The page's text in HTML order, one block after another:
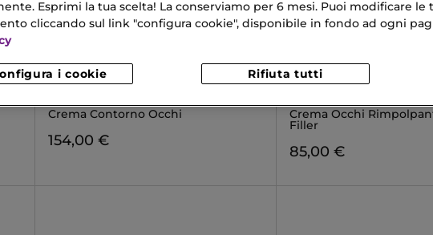
LA MER
Crema Contorno Occhi
154,00 €
LANCÔME
Crema Occhi
Filler
85,00 €
Esprimi la tua scelta! La conserviamo per 6 mesi. Puoi modificare le
cliccando sul link "configura cookie", disponibile in fondo ad ogni
i cookie Rifiuta tutti